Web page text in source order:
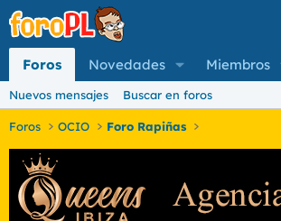
Foros Novedades Miembros
Nuevos mensajes Buscar en foros
Foros OCIO Foro Rapiñas